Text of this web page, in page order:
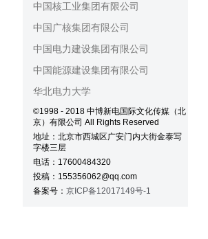
中国核工业集团有限公司
中国广核集团有限公司
中国电力建设集团有限公司
中国能源建设集团有限公司
华北电力大学
©1998 - 2018 中博新电国际文化传媒（北
京）有限公司 All Rights Reserved
地址：北京市西城区广安门内大街金泰写
字楼三层
电话：17600484320
投稿：155356062@qq.com
备案号： 京ICP备12017149号-1